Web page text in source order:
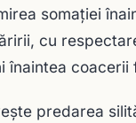
somaţiei
cu
înaintea coacerii
predarea